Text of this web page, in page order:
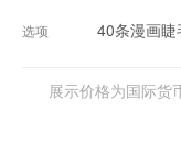
选项 40条漫画睫
展示价格为国际货